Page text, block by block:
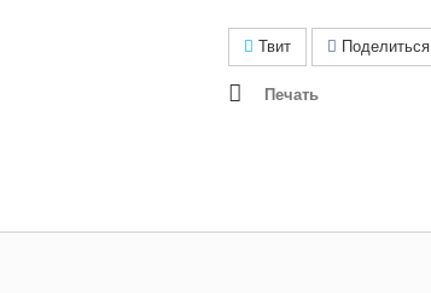
Твит Поделиться
Печать